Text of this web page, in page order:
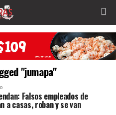
"jumapa"
Falsos empleados de
a casas, roban y se van